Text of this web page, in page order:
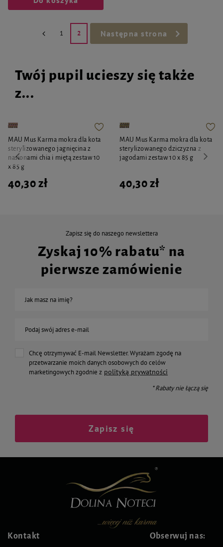
1 2 Następna strona
Twój pupil ucieszy się także
z...
MAU Mus Karma mokra dla kota
sterylizowanego jagnięcina z
nasionami chia i miętą zestaw 10
x 85 g
40,30 zł
MAU Mus Karma mokra dla kota
sterylizowanego dziczyzna z
jagodami zestaw 10 x 85 g
40,30 zł
Zapisz się do naszego newslettera
Zyskaj 10% rabatu* na
pierwsze zamówienie
Jak masz na imię?
Podaj swój adres e-mail
Chcę otrzymywać E-mail Newsletter. Wyrażam zgodę na
przetwarzanie moich danych osobowych do celów
marketingowych zgodnie z polityką prywatności
* Rabaty nie łączą się
Zapisz się
Kontakt Obserwuj nas: